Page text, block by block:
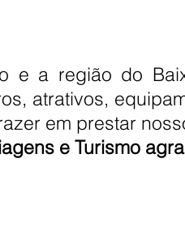
e a região do
atrativos,
em prestar
e Turismo